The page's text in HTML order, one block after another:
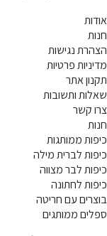
אודות
חנות
הצהרת נגישות
מדיניות פרטיות
תקנון אתר
שאלות ותשובות
צרו קשר
חנות
כיפות ממותגות
כיפות לברית מילה
כיפות לבר מצווה
כיפות לחתונה
בוצרים עם חריטה
ספלים ממותגים